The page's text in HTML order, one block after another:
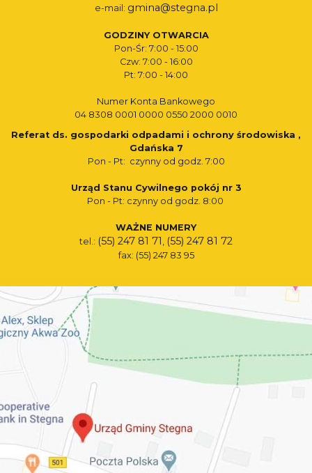
e-mail: gmina@stegna.pl
GODZINY OTWARCIA
Pon-Śr: 7:00 - 15:00
Czw: 7:00 - 16:00
Pt: 7:00 - 14:00
Numer Konta Bankowego
04 8308 0001 0000 0550 2000 0010
Referat ds. gospodarki odpadami i ochrony środowiska ,
Gdańska 7
Pon - Pt: czynny od godz. 7:00
Urząd Stanu Cywilnego pokój nr 3
Pon - Pt: czynny od godz. 8:00
WAŻNE NUMERY
tel.: (55) 247 81 71 , (55) 247 81 72
fax: (55) 247 83 95